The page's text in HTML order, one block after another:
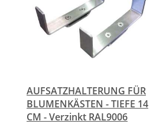
AUFSATZHALTERUNG FÜR
BLUMENKÄSTEN - TIEFE 14
CM - Verzinkt RAL9006